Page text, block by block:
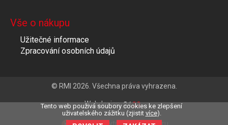
Vše o nákupu
Užitečné informace
Zpracování osobních údajů
© RMI 2026. Všechna práva vyhrazena.
Webdesign
Clevero
Tento web použivá soubory cookies ke zlepšení
uživatelského zážitku (zjistit více).